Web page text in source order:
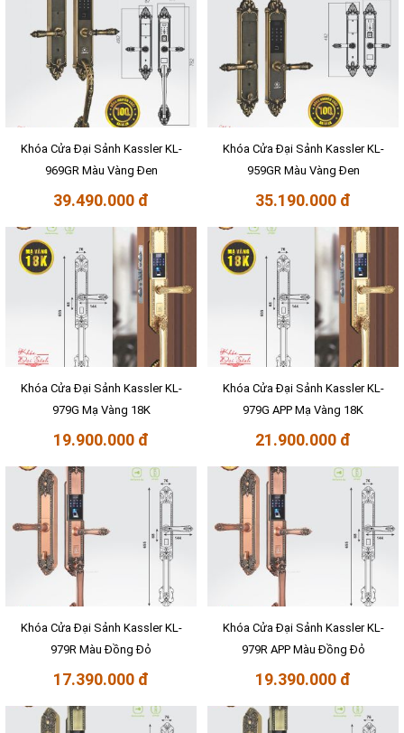
Khóa Cửa Đại Sảnh Kassler KL-
969GR Màu Vàng Đen
39.490.000 đ
Khóa Cửa Đại Sảnh Kassler KL-
959GR Màu Vàng Đen
35.190.000 đ
Khóa Cửa Đại Sảnh Kassler KL-
979G Mạ Vàng 18K
19.900.000 đ
Khóa Cửa Đại Sảnh Kassler KL-
979G APP Mạ Vàng 18K
21.900.000 đ
Khóa Cửa Đại Sảnh Kassler KL-
979R Màu Đồng Đỏ
17.390.000 đ
Khóa Cửa Đại Sảnh Kassler KL-
979R APP Màu Đồng Đỏ
19.390.000 đ